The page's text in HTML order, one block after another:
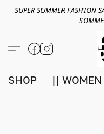
SUPER SUMMER FASHION
SHOP || WOMEN